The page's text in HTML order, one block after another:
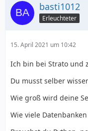
basti1012
Erleuchteter
15. April 2021 um 10:42
Ich bin bei Strato und
Du musst selber
Wie groß wird deine
Wie viele